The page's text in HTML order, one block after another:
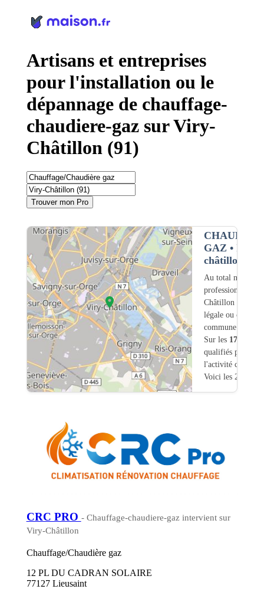
Artisans et entreprises
pour l'installation ou le
dépannage de chauffage-
chaudiere-gaz sur Viry-
Châtillon (91)
Trouver mon Pro
GAZ •
châtillon (91)
Au total nous
professionnels
Châtillon (91)
légale ou
commune.
Sur les 173
qualifiés pour
l'activité
Voici les 20
CRC PRO - Chauffage-chaudiere-gaz intervient sur
Viry-Châtillon
Chauffage/Chaudière gaz
12 PL DU CADRAN SOLAIRE
77127 Lieusaint